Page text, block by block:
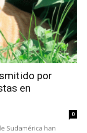
por
en
0
Sudamérica han